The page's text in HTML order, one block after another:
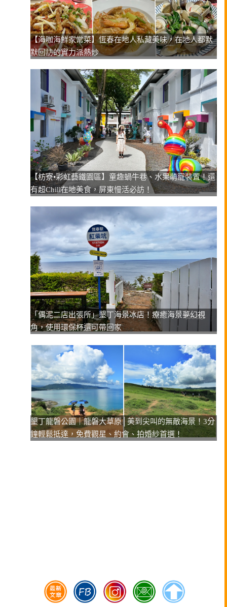
【海咖海鮮家常菜】恆春在地人私藏美味，在地人都默
默回訪的實力派熱炒
【枋寮•彩虹藝鐵園區】童趣蝸牛巷、水果萌寵裝置！還
有超Chill在地美食，屏東慢活必訪！
「偶泥二店出張所」墾丁海景冰店！療癒海景夢幻視
角，使用環保杯還可帶回家
墾丁龍磐公園｜龍磐大草原│美到尖叫的無敵海景！3分
鐘輕鬆抵達，免費觀星、約會、拍婚紗首選！